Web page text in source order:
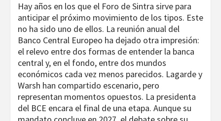
Hay años en los que el Foro de Sintra sirve para
anticipar el próximo movimiento de los tipos. Este
no ha sido uno de ellos. La reunión anual del
Banco Central Europeo ha dejado otra impresión:
el relevo entre dos formas de entender la banca
central y, en el fondo, entre dos mundos
económicos cada vez menos parecidos. Lagarde y
Warsh han compartido escenario, pero
representan momentos opuestos. La presidenta
del BCE encara el final de una etapa. Aunque su